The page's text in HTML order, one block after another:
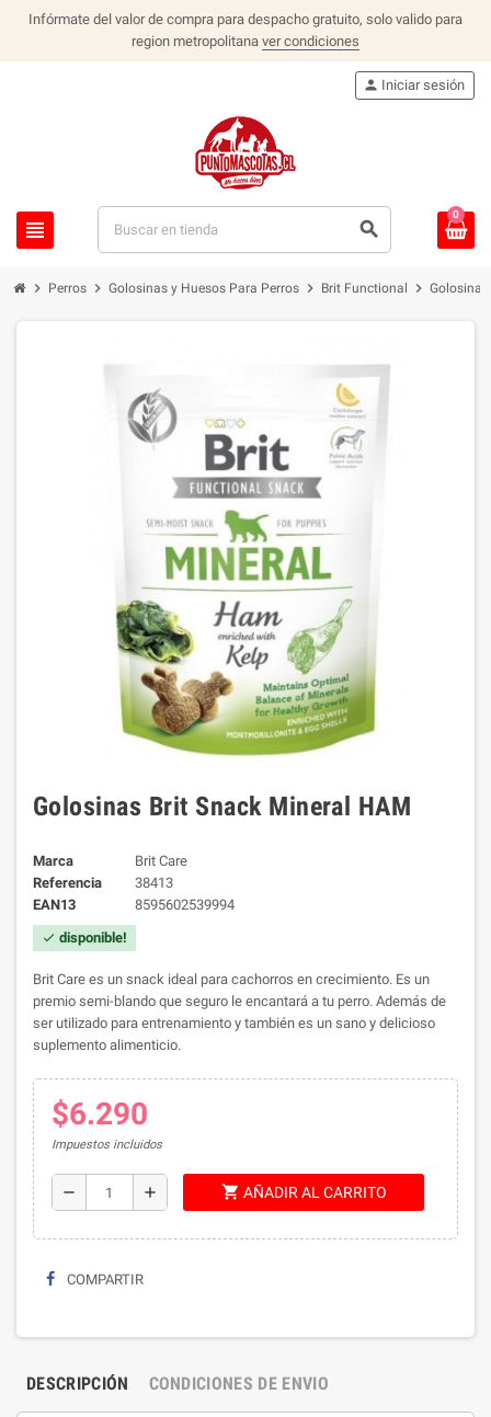
Infórmate del valor de compra para despacho gratuito, solo valido para
region metropolitana ver condiciones
view_headline search
person Iniciar sesión
0
chevron_right Perros chevron_right Golosinas y Huesos Para Perros chevron_right Brit Functional chevron_right
Golosinas Brit Snack Mineral HAM
Marca
Brit Care
Referencia
38413
EAN13
8595602539994
check disponible!
Brit Care es un snack ideal para cachorros en crecimiento. Es un
premio semi-blando que seguro le encantará a tu perro. Además de
ser utilizado para entrenamiento y también es un sano y delicioso
suplemento alimenticio.
$6.290
Impuestos incluidos
remove add shopping_cart AÑADIR AL CARRITO
COMPARTIR
DESCRIPCIÓN CONDICIONES DE ENVIO